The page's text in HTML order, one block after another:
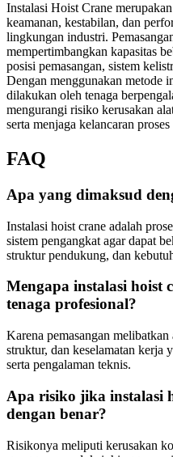
Instalasi Hoist Crane
keamanan, kestabilan, dan
lingkungan industri.
mempertimbangkan kapasitas
posisi pemasangan, sistem
Dengan menggunakan metode
dilakukan oleh tenaga
mengurangi risiko kerusakan
serta menjaga kelancaran
FAQ
Apa yang dimaksud
Instalasi hoist crane adalah
sistem pengangkat agar dapat
struktur pendukung, dan
Mengapa instalasi hoist
tenaga profesional?
Karena pemasangan
struktur, dan keselamatan kerja
serta pengalaman teknis.
Apa risiko jika instalasi
dengan benar?
Risikonya meliputi kerusakan